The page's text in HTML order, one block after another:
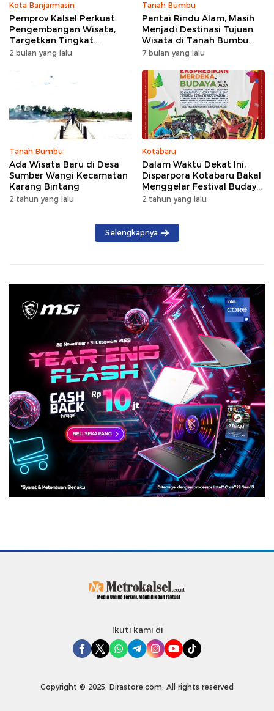
Kota Banjarmasin
Pemprov Kalsel Perkuat
Pengembangan Wisata,
Targetkan Tingkat
Kunjungan Naik 5 Persen di
2 bulan yang lalu
Tanah Bumbu
Pantai Rindu Alam, Masih
Menjadi Destinasi Tujuan
Wisata di Tanah Bumbu
dengan Rindangnya Pohon
7 bulan yang lalu
Tanah Bumbu
Ada Wisata Baru di Desa
Sumber Wangi Kecamatan
Karang Bintang
2 tahun yang lalu
Kotabaru
Dalam Waktu Dekat Ini,
Disparpora Kotabaru Bakal
Menggelar Festival Budaya
Saijaan 2024
2 tahun yang lalu
Selengkapnya
Ikuti kami di
Copyright © 2025. Dirastore.com. All rights reserved